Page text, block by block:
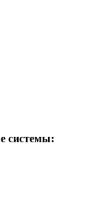
системы: